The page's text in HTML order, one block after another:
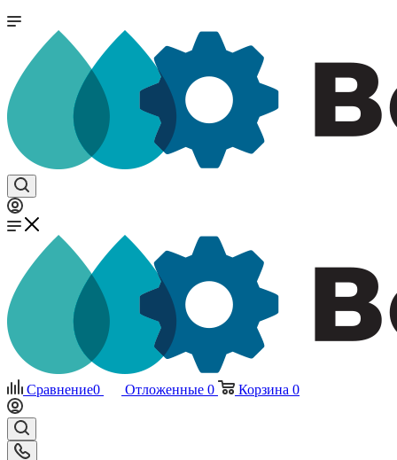
Сравнение0 Отложенные 0 Корзина 0